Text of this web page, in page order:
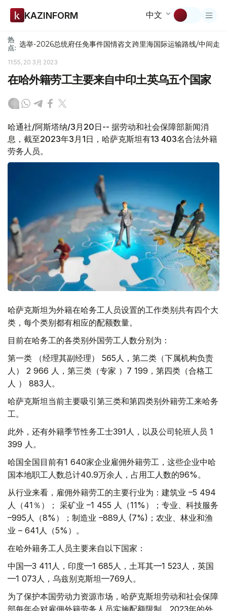
KAZINFORM 中文
热
点: 选举-2026总统府任免事件国情咨文跨里海国际运输路线/中间走廊
11:55, 20 3月 2023
在哈外籍劳工主要来自中印土英乌五个国家
哈通社/阿斯塔纳/3月20日-- 据劳动和社会保障部新闻消
息，截至2023年3月1日，哈萨克斯坦有13 403名合法外籍
劳务人员。
哈萨克斯坦为外籍在哈务工人员设置的工作类别共有四个大
类，每个类别都有相应的配额数量。
目前在哈务工的各类别外国劳工人数分别为：
第一类 （经理其副经理） 565人，第二类（下属机构负责
人） 2 966 人，第三类（专家 ）7 199，第四类（合格工
人 ） 883人。
哈萨克斯坦当前主要吸引第三类和第四类别外籍劳工来哈务
工。
此外，还有外籍季节性务工士391人，以及公司轮班人员 1
399 人。
哈国全国目前有1 640家企业雇佣外籍劳工，这些企业中哈
国本地职工人数总计40.9万余人，占用工人数的96%。
从行业来看，雇佣外籍劳工的主要行业为：建筑业 –5 494
人（41％）； 采矿业 –1 455 人（11%）；专业、科技服务
–995人（8%）；制造业 –889人 (7%)；农业、林业和渔
业 – 641人（5%）。
在哈外籍务工人员主要来自以下国家：
中国—3 411人，印度—1 685人，土耳其—1 523人，英国
—1 073人，乌兹别克斯坦—769人。
为了保护本国劳动力资源市场，哈萨克斯坦劳动和社会保障
部每年会对雇佣外籍劳务人员实施配额限制，2023年的外